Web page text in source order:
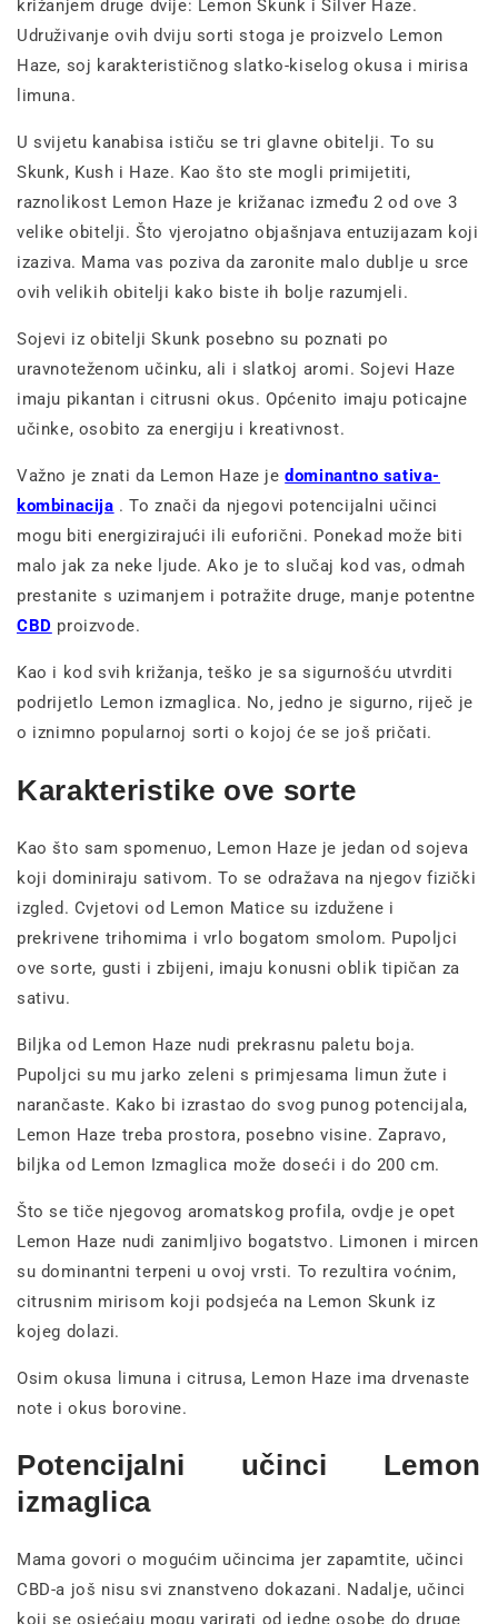
križanjem druge dvije: Lemon Skunk i Silver Haze.
Udruživanje ovih dviju sorti stoga je proizvelo Lemon
Haze, soj karakterističnog slatko-kiselog okusa i mirisa
limuna.
U svijetu kanabisa ističu se tri glavne obitelji. To su
Skunk, Kush i Haze. Kao što ste mogli primijetiti,
raznolikost Lemon Haze je križanac između 2 od ove 3
velike obitelji. Što vjerojatno objašnjava entuzijazam koji
izaziva. Mama vas poziva da zaronite malo dublje u srce
ovih velikih obitelji kako biste ih bolje razumjeli.
Sojevi iz obitelji Skunk posebno su poznati po
uravnoteženom učinku, ali i slatkoj aromi. Sojevi Haze
imaju pikantan i citrusni okus. Općenito imaju poticajne
učinke, osobito za energiju i kreativnost.
Važno je znati da Lemon Haze jedominantno sativa-
kombinacija . To znači da njegovi potencijalni učinci
mogu biti energizirajući ili euforični. Ponekad može biti
malo jak za neke ljude. Ako je to slučaj kod vas, odmah
prestanite s uzimanjem i potražite druge, manje potentne
CBD proizvode.
Kao i kod svih križanja, teško je sa sigurnošću utvrditi
podrijetlo Lemon izmaglica. No, jedno je sigurno, riječ je
o iznimno popularnoj sorti o kojoj će se još pričati.
Karakteristike ove sorte
Kao što sam spomenuo, Lemon Haze je jedan od sojeva
koji dominiraju sativom. To se odražava na njegov fizički
izgled. Cvjetovi od Lemon Matice su izdužene i
prekrivene trihomima i vrlo bogatom smolom. Pupoljci
ove sorte, gusti i zbijeni, imaju konusni oblik tipičan za
sativu.
Biljka od Lemon Haze nudi prekrasnu paletu boja.
Pupoljci su mu jarko zeleni s primjesama limun žute i
narančaste. Kako bi izrastao do svog punog potencijala,
Lemon Haze treba prostora, posebno visine. Zapravo,
biljka od Lemon Izmaglica može doseći i do 200 cm.
Što se tiče njegovog aromatskog profila, ovdje je opet
Lemon Haze nudi zanimljivo bogatstvo. Limonen i mircen
su dominantni terpeni u ovoj vrsti. To rezultira voćnim,
citrusnim mirisom koji podsjeća na Lemon Skunk iz
kojeg dolazi.
Osim okusa limuna i citrusa, Lemon Haze ima drvenaste
note i okus borovine.
Potencijalni učinci Lemon
izmaglica
Mama govori o mogućim učincima jer zapamtite, učinci
CBD-a još nisu svi znanstveno dokazani. Nadalje, učinci
koji se osjećaju mogu varirati od jedne osobe do druge